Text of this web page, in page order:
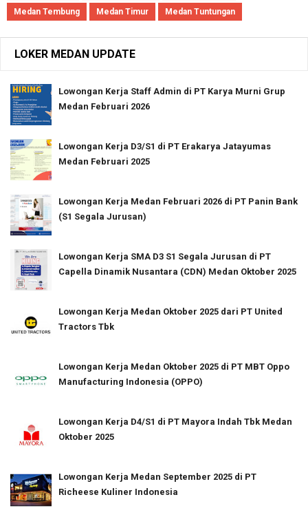
Medan Tembung Medan Timur Medan Tuntungan
LOKER MEDAN UPDATE
Lowongan Kerja Staff Admin di PT Karya Murni Grup
Medan Februari 2026
Lowongan Kerja D3/S1 di PT Erakarya Jatayumas
Medan Februari 2025
Lowongan Kerja Medan Februari 2026 di PT Panin Bank
(S1 Segala Jurusan)
Lowongan Kerja SMA D3 S1 Segala Jurusan di PT
Capella Dinamik Nusantara (CDN) Medan Oktober 2025
Lowongan Kerja Medan Oktober 2025 dari PT United
Tractors Tbk
Lowongan Kerja Medan Oktober 2025 di PT MBT Oppo
Manufacturing Indonesia (OPPO)
Lowongan Kerja D4/S1 di PT Mayora Indah Tbk Medan
Oktober 2025
Lowongan Kerja Medan September 2025 di PT
Richeese Kuliner Indonesia